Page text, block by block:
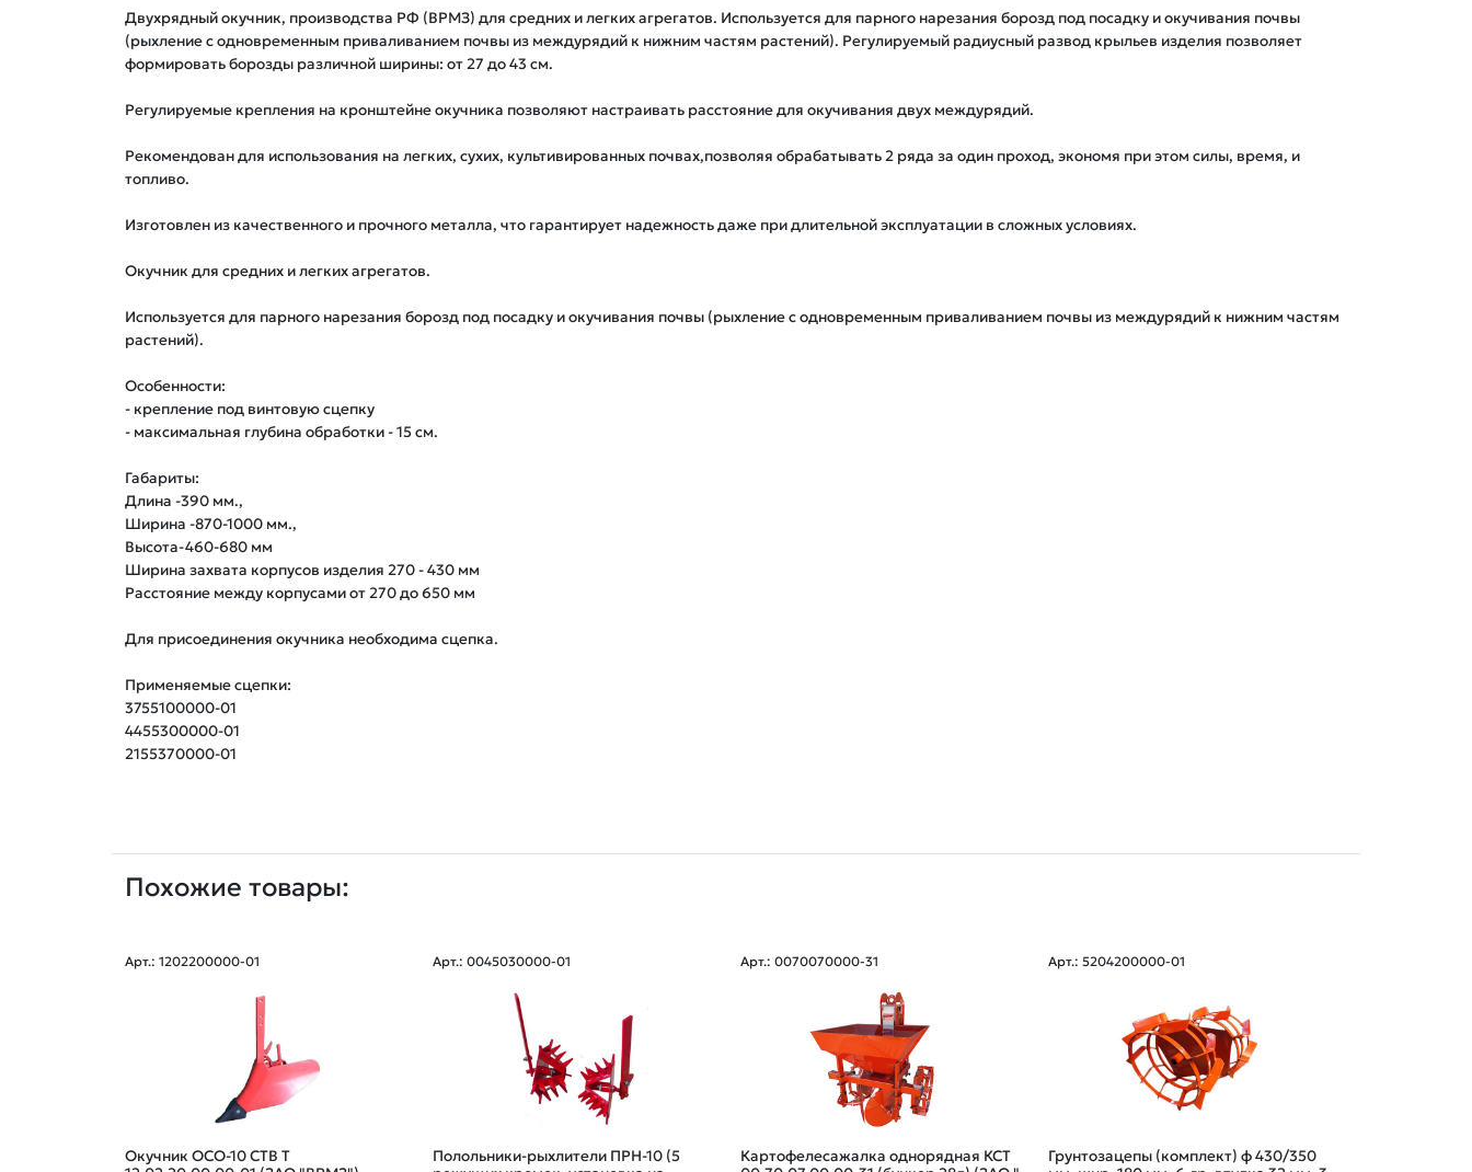
Двухрядный окучник, производства РФ (ВРМЗ) для средних и легких агрегатов. Используется для парного нарезания борозд под посадку и окучивания почвы
(рыхление с одновременным приваливанием почвы из междурядий к нижним частям растений). Регулируемый радиусный развод крыльев изделия позволяет
формировать борозды различной ширины: от 27 до 43 см.
Регулируемые крепления на кронштейне окучника позволяют настраивать расстояние для окучивания двух междурядий.
Рекомендован для использования на легких, сухих, культивированных почвах,позволяя обрабатывать 2 ряда за один проход, экономя при этом силы, время, и
топливо.
Изготовлен из качественного и прочного металла, что гарантирует надежность даже при длительной эксплуатации в сложных условиях.
Окучник для средних и легких агрегатов.
Используется для парного нарезания борозд под посадку и окучивания почвы (рыхление с одновременным приваливанием почвы из междурядий к нижним частям
растений).
Особенности:
- крепление под винтовую сцепку
- максимальная глубина обработки - 15 см.
Габариты:
Длина -390 мм.,
Ширина -870-1000 мм.,
Высота-460-680 мм
Ширина захвата корпусов изделия 270 - 430 мм
Расстояние между корпусами от 270 до 650 мм
Для присоединения окучника необходима сцепка.
Применяемые сцепки:
3755100000-01
4455300000-01
2155370000-01
Похожие товары:
Арт.: 1202200000-01
Окучник ОСО-10 СТВ Т
Арт.: 0045030000-01
Полольники-рыхлители ПРН-10 (5
Арт.: 0070070000-31
Картофелесажалка однорядная КСТ
Арт.: 5204200000-01
Грунтозацепы (комплект) ф 430/350